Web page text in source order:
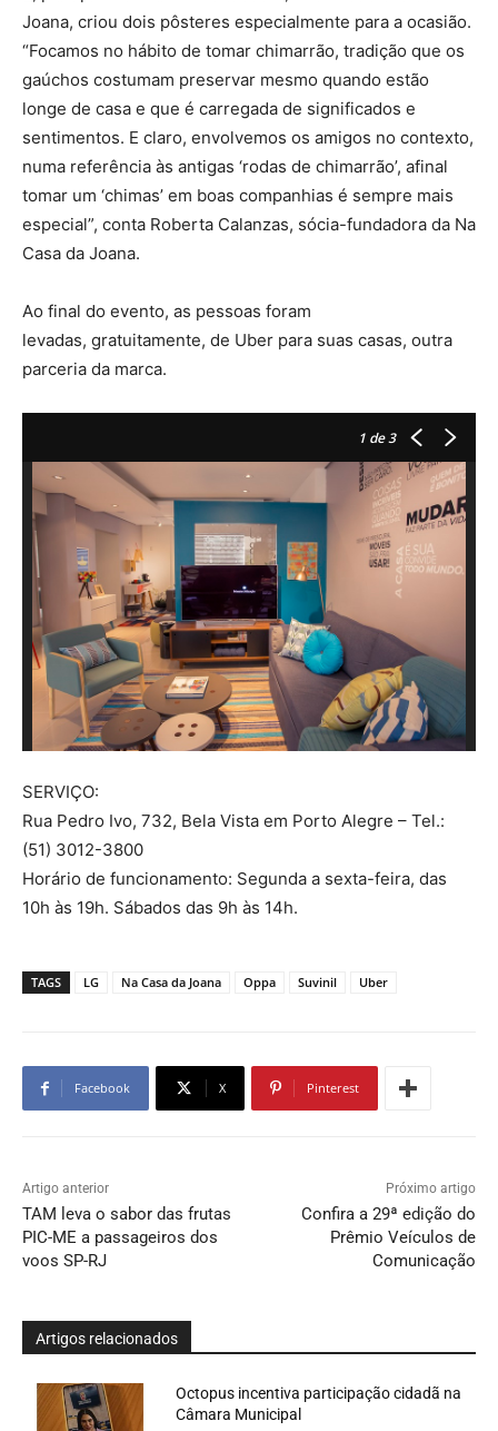
Joana, criou dois pôsteres especialmente para a ocasião.
“Focamos no hábito de tomar chimarrão, tradição que os
gaúchos costumam preservar mesmo quando estão
longe de casa e que é carregada de significados e
sentimentos. E claro, envolvemos os amigos no contexto,
numa referência às antigas ‘rodas de chimarrão’, afinal
tomar um ‘chimas’ em boas companhias é sempre mais
especial”, conta Roberta Calanzas, sócia-fundadora da Na
Casa da Joana.
Ao final do evento, as pessoas foram
levadas, gratuitamente, de Uber para suas casas, outra
parceria da marca.
1 de 3
SERVIÇO:
Rua Pedro Ivo, 732, Bela Vista em Porto Alegre – Tel.:
(51) 3012-3800
Horário de funcionamento: Segunda a sexta-feira, das
10h às 19h. Sábados das 9h às 14h.
TAGS LG Na Casa da Joana Oppa Suvinil Uber
Facebook X Pinterest
Artigo anterior
TAM leva o sabor das frutas
PIC-ME a passageiros dos
voos SP-RJ
Próximo artigo
Confira a 29ª edição do
Prêmio Veículos de
Comunicação
Artigos relacionados
Octopus incentiva participação cidadã na
Câmara Municipal